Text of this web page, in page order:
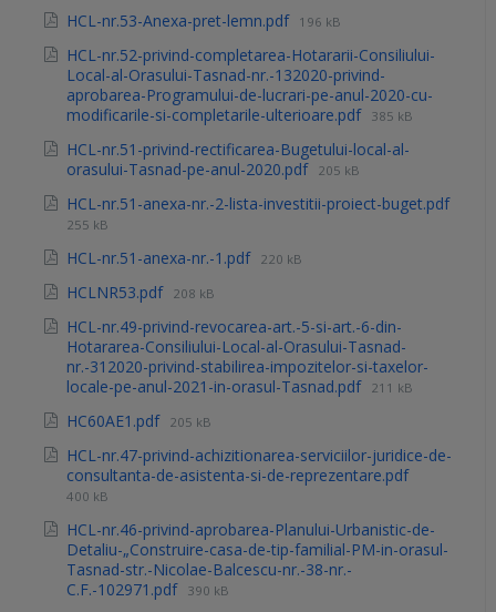
HCL-nr.53-Anexa-pret-lemn.pdf 196 kB
HCL-nr.52-privind-completarea-Hotararii-Consiliului-
Local-al-Orasului-Tasnad-nr.-132020-privind-
aprobarea-Programului-de-lucrari-pe-anul-2020-cu-
modificarile-si-completarile-ulterioare.pdf 385 kB
HCL-nr.51-privind-rectificarea-Bugetului-local-al-
orasului-Tasnad-pe-anul-2020.pdf 205 kB
HCL-nr.51-anexa-nr.-2-lista-investitii-proiect-buget.pdf
255 kB
HCL-nr.51-anexa-nr.-1.pdf 220 kB
HCLNR53.pdf 208 kB
HCL-nr.49-privind-revocarea-art.-5-si-art.-6-din-
Hotararea-Consiliului-Local-al-Orasului-Tasnad-
nr.-312020-privind-stabilirea-impozitelor-si-taxelor-
locale-pe-anul-2021-in-orasul-Tasnad.pdf 211 kB
HC60AE1.pdf 205 kB
HCL-nr.47-privind-achizitionarea-serviciilor-juridice-de-
consultanta-de-asistenta-si-de-reprezentare.pdf
400 kB
HCL-nr.46-privind-aprobarea-Planului-Urbanistic-de-
Detaliu-„Construire-casa-de-tip-familial-PM-in-orasul-
Tasnad-str.-Nicolae-Balcescu-nr.-38-nr.-
C.F.-102971.pdf 390 kB